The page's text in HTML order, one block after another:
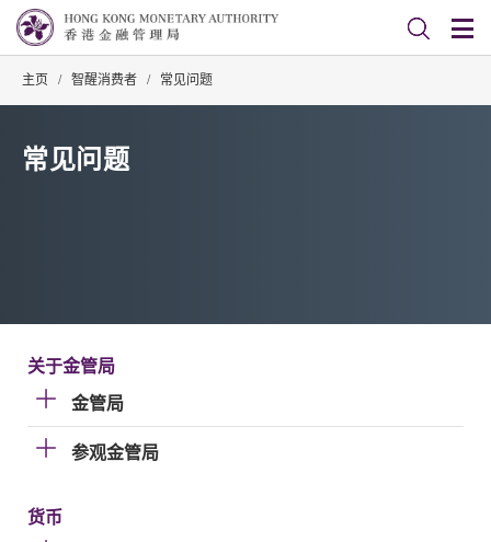
主页 / 智醒消费者 / 常见问题
常见问题
关于金管局
金管局
参观金管局
货币